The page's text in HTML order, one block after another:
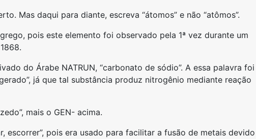
Mas daqui para diante, escreva “átomos” e não “atômos”.
pois este elemento foi observado pela 1ª vez durante um
do Árabe NATRUN, “carbonato de sódio”. A essa palavra foi
já que tal substância produz nitrogênio mediante reação
mais o GEN- acima.
escorrer”, pois era usado para facilitar a fusão de metais devido